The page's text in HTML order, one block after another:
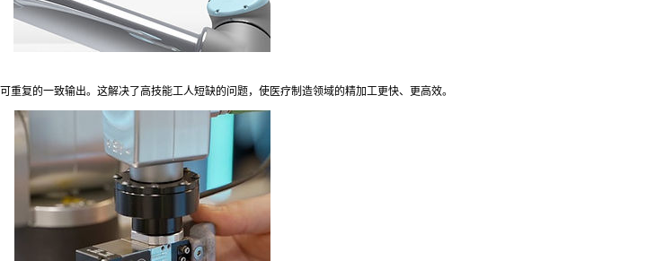
的一致输出。这解决了高技能工人短缺的问题，使医疗制造领域的精加工更快、更高效。